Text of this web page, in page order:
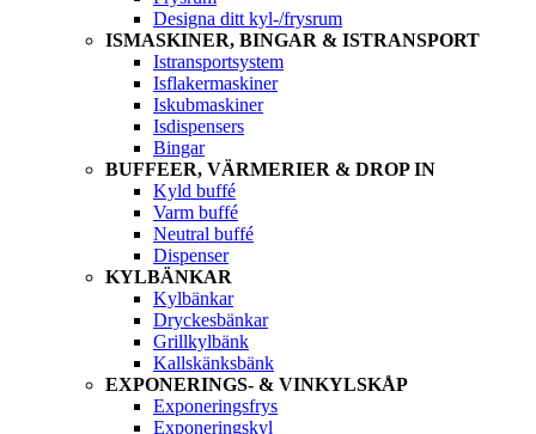
Designa ditt kyl-/frysrum
ISMASKINER, BINGAR & ISTRANSPORT
Istransportsystem
Isflakermaskiner
Iskubmaskiner
Isdispensers
Bingar
BUFFEER, VÄRMERIER & DROP IN
Kyld buffé
Varm buffé
Neutral buffé
Dispenser
KYLBÄNKAR
Kylbänkar
Dryckesbänkar
Grillkylbänk
Kallskänksbänk
EXPONERINGS- & VINKYLSKÅP
Exponeringsfrys
Exponeringskyl